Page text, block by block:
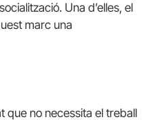
Una d’elles, el
marc una
que no necessita el treball